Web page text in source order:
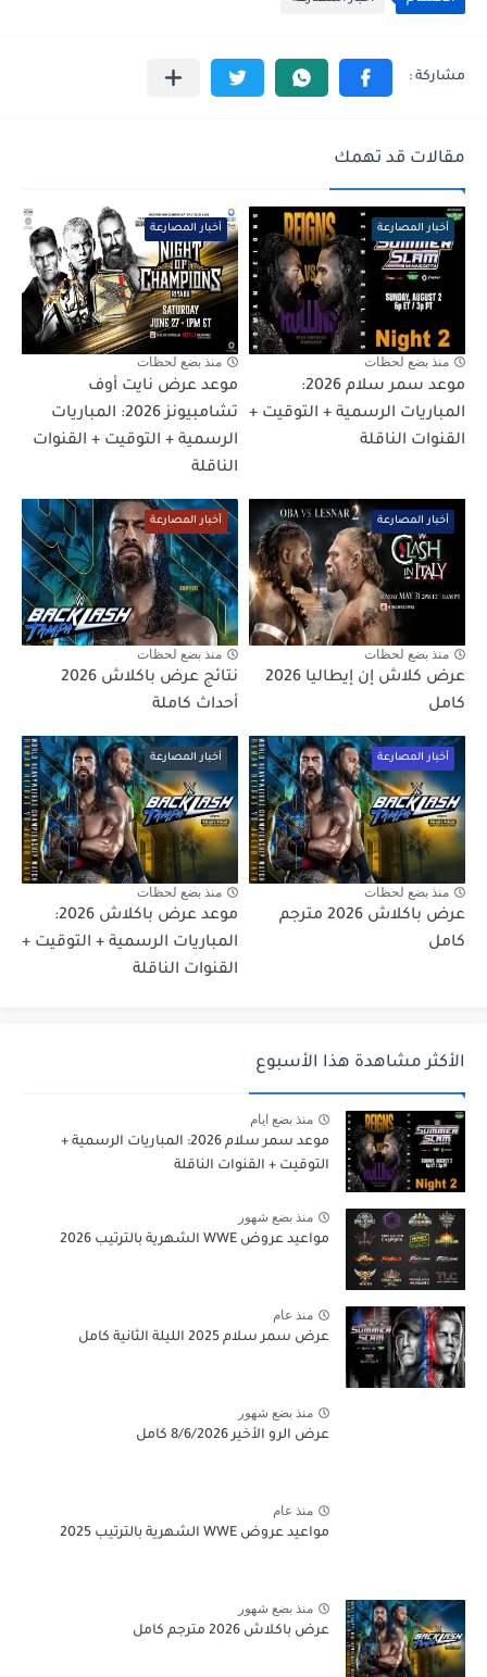
مقالات قد تهمك
أخبار المصارعة
منذ بضع لحظات
موعد سمر سلام 2026:
المباريات الرسمية + التوقيت +
القنوات الناقلة
أخبار المصارعة
منذ بضع لحظات
موعد عرض نايت أوف
تشامبيونز 2026: المباريات
الرسمية + التوقيت + القنوات
الناقلة
أخبار المصارعة
منذ بضع لحظات
عرض كلاش إن إيطاليا 2026
كامل
أخبار المصارعة
منذ بضع لحظات
نتائج عرض باكلاش 2026
أحداث كاملة
أخبار المصارعة
منذ بضع لحظات
عرض باكلاش 2026 مترجم
كامل
أخبار المصارعة
منذ بضع لحظات
موعد عرض باكلاش 2026:
المباريات الرسمية + التوقيت +
القنوات الناقلة
الأكثر مشاهدة هذا الأسبوع
منذ بضع ايام
موعد سمر سلام 2026: المباريات الرسمية +
التوقيت + القنوات الناقلة
منذ بضع شهور
مواعيد عروض WWE الشهرية بالترتيب 2026
منذ عام
عرض سمر سلام 2025 الليلة الثانية كامل
منذ بضع شهور
عرض الرو الأخير 8/6/2026 كامل
منذ عام
مواعيد عروض WWE الشهرية بالترتيب 2025
منذ بضع شهور
عرض باكلاش 2026 مترجم كامل